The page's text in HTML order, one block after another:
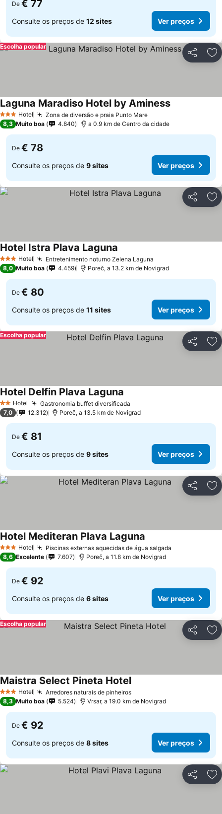
De € 77
Consulte os preços de 12 sites Ver preços
Partilhar
Escolha popular
3 EstrelasHotel Zona de diversão e praia Punto Mare
Laguna Maradiso Hotel by Aminess
8,3 Muito boa 4.840 a 0.9 km de Centro da cidade
De € 78
Consulte os preços de 9 sites Ver preços
Partilhar
3 EstrelasHotel Entretenimento noturno Zelena Laguna
Hotel Istra Plava Laguna
8,0 Muito boa 4.459 Poreč, a 13.2 km de Novigrad
De € 80
Consulte os preços de 11 sites Ver preços
Partilhar
Escolha popular
2 Estrelas
Hotel Gastronomia buffet diversificada
Hotel Delfin Plava Laguna
7,0 12.312 Poreč, a 13.5 km de Novigrad
De € 81
Consulte os preços de 9 sites Ver preços
Partilhar
3 EstrelasHotel Piscinas externas aquecidas de água salgada
Hotel Mediteran Plava Laguna
8,6 Excelente 7.607 Poreč, a 11.8 km de Novigrad
De € 92
Consulte os preços de 6 sites Ver preços
Partilhar
Escolha popular
3 EstrelasHotel Arredores naturais de pinheiros
Maistra Select Pineta Hotel
8,3 Muito boa 5.524 Vrsar, a 19.0 km de Novigrad
De € 92
Consulte os preços de 8 sites Ver preços
Partilhar